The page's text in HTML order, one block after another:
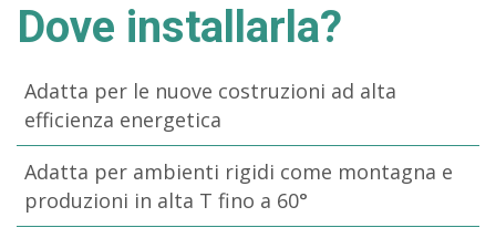
Dove installarla?
Adatta per le nuove costruzioni ad alta
efficienza energetica
Adatta per ambienti rigidi come montagna e
produzioni in alta T fino a 60°